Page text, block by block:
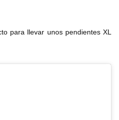
para llevar unos pendientes XL